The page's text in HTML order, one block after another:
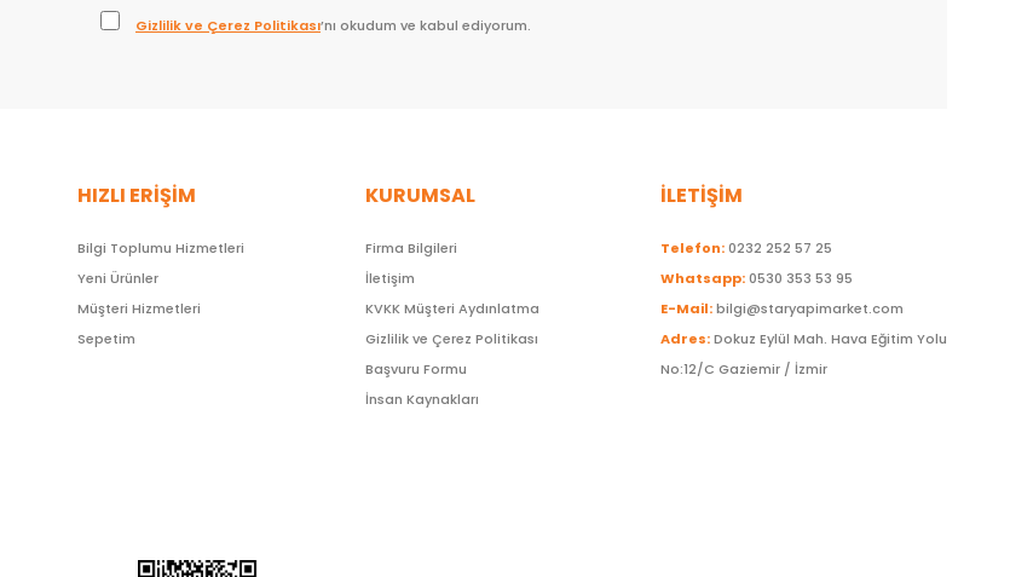
Gizlilik ve Çerez Politikası’nı okudum ve kabul ediyorum.
HIZLI ERİŞİM
Bilgi Toplumu Hizmetleri
Yeni Ürünler
Müşteri Hizmetleri
Sepetim
KURUMSAL
Firma Bilgileri
İletişim
KVKK Müşteri Aydınlatma
Gizlilik ve Çerez Politikası
Başvuru Formu
İnsan Kaynakları
İLETİŞİM
Telefon:0232 252 57 25
Whatsapp:0530 353 53 95
E-Mail:bilgi@staryapimarket.com
Adres:Dokuz Eylül Mah. Hava Eğitim Yolu
No:12/C Gaziemir / İzmir